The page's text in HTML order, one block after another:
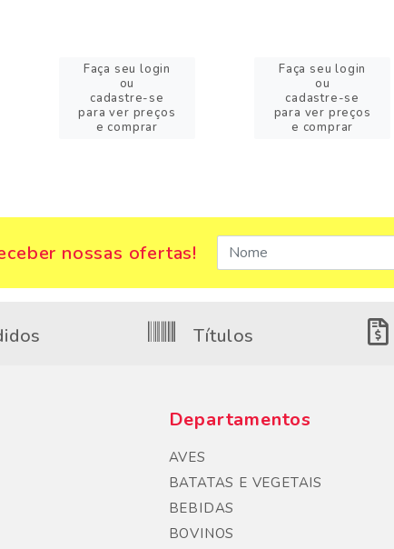
Faça seu login
ou
cadastre-se
para ver preços
e comprar
Faça seu login
ou
cadastre-se
para ver preços
e comprar
nossas ofertas!
Títulos
Departamentos
AVES
BATATAS E VEGETAIS
BEBIDAS
BOVINOS